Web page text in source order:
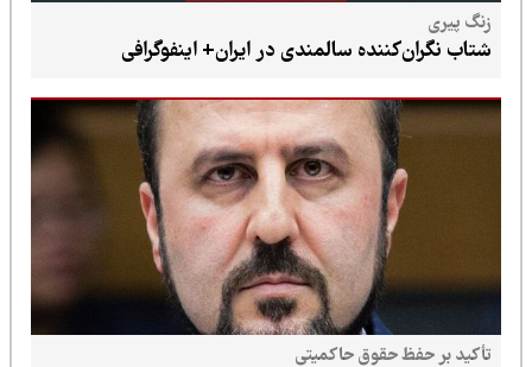
زنگ پیری
شتاب نگران‌کننده سالمندی در ایران+ اینفوگرافی
تأکید بر حفظ حقوق حاکمیتی